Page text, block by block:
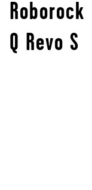
Roborock
Q Revo S